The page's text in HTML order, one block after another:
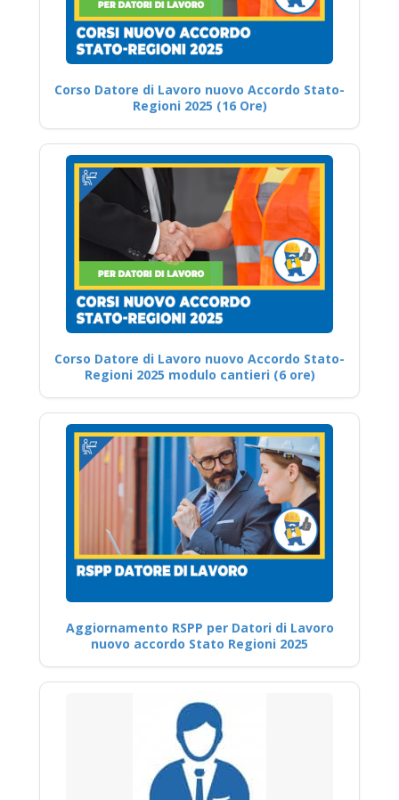
Corso Datore di Lavoro nuovo Accordo Stato-
Regioni 2025 (16 Ore)
Corso Datore di Lavoro nuovo Accordo Stato-
Regioni 2025 modulo cantieri (6 ore)
Aggiornamento RSPP per Datori di Lavoro
nuovo accordo Stato Regioni 2025